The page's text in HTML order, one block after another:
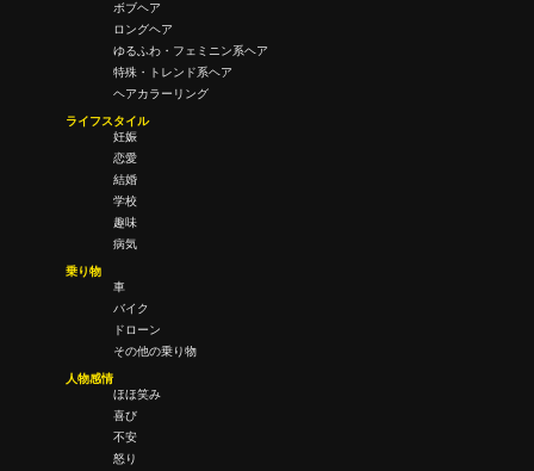
ボブヘア
ロングヘア
ゆるふわ・フェミニン系ヘア
特殊・トレンド系ヘア
ヘアカラーリング
ライフスタイル
妊娠
恋愛
結婚
学校
趣味
病気
乗り物
車
バイク
ドローン
その他の乗り物
人物感情
ほほ笑み
喜び
不安
怒り